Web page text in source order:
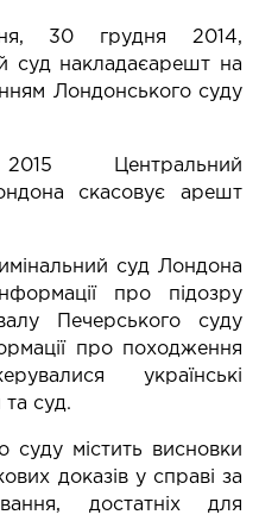
30 грудня 2014,
суд накладаєарешт на
Лондонського суду
Центральний
скасовує арешт
суд Лондона
про підозру
Печерського суду
про походження
українські
суд.
суду містить висновки
доказів у справі за
достатніх для